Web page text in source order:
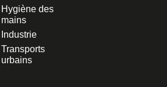
Hygiène des
mains
Industrie
Transports
urbains